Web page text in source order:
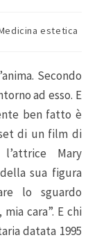
estetica
Secondo
ad esso. E
ben fatto è
di un film di
l’attrice Mary
sua figura
lo sguardo
cara”. E chi
datata 1995